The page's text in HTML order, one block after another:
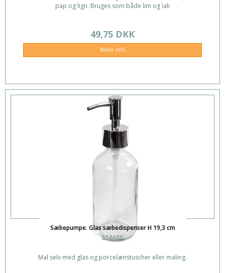
pap og lign. Bruges som både lim og lak
49,75 DKK
Mere info
Sæbepumpe. Glas sæbedispenser H 19,3 cm
558630
Mal selv med glas og porcelænstuscher eller maling.